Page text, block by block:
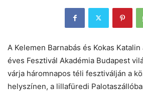
A Kelemen Barnabás és Kokas
éves Fesztivál Akadémia Budapest
várja háromnapos téli fesztiválján a
helyszínen, a lillafüredi